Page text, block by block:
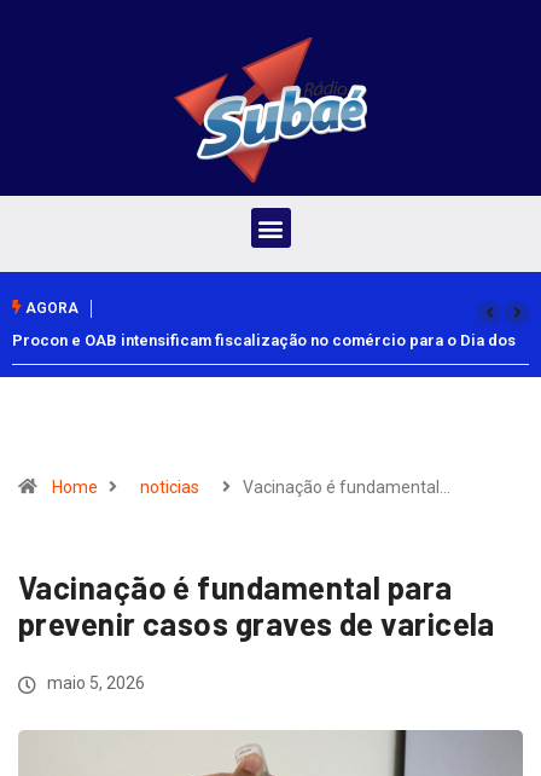
AGORA
Procon e OAB intensificam fiscalização no comércio para o Dia dos
Pais
Home noticias Vacinação é fundamental…
Vacinação é fundamental para
prevenir casos graves de varicela
maio 5, 2026